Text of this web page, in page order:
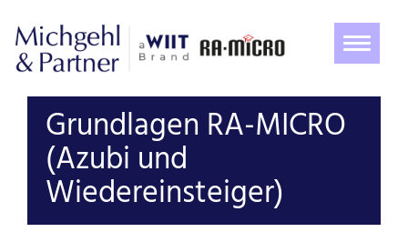
ein-/
Grundlagen RA-MICRO
(Azubi und
Wiedereinsteiger)